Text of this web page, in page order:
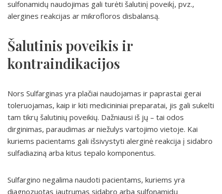
sulfonamidų naudojimas gali turėti šalutinį poveikį, pvz.,
alergines reakcijas ar mikrofloros disbalansą.
Šalutinis poveikis ir
kontraindikacijos
Nors Sulfarginas yra plačiai naudojamas ir paprastai gerai
toleruojamas, kaip ir kiti medicininiai preparatai, jis gali sukelti
tam tikrų šalutinių poveikių. Dažniausi iš jų – tai odos
dirginimas, paraudimas ar niežulys vartojimo vietoje. Kai
kuriems pacientams gali išsivystyti alerginė reakcija į sidabro
sulfadiaziną arba kitus tepalo komponentus.
Sulfargino negalima naudoti pacientams, kuriems yra
diagnozuotas jautrumas sidabro arba sulfonamidų